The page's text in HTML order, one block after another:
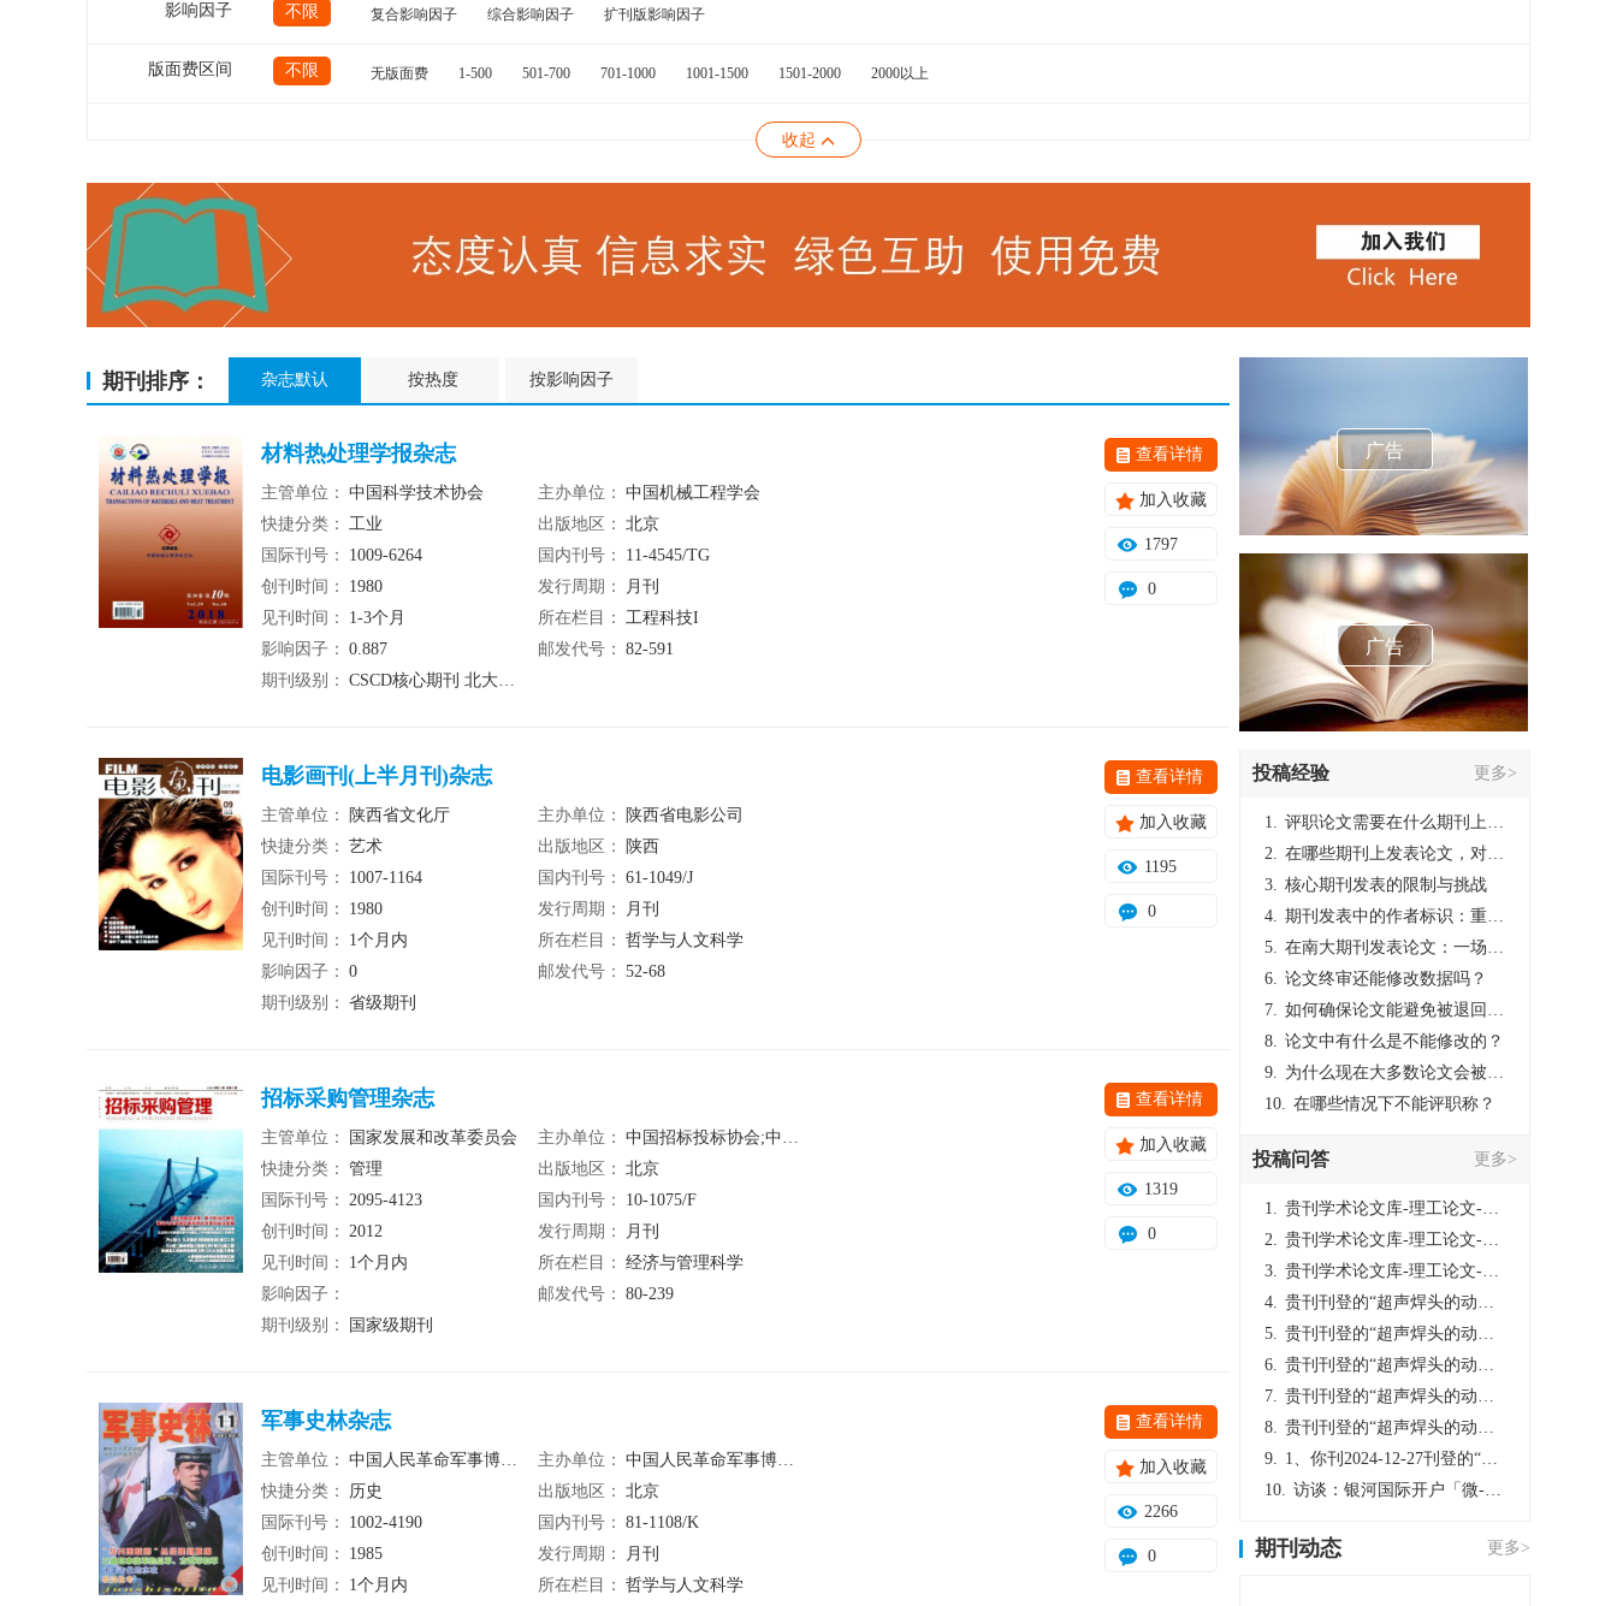
影响因子 不限 复合影响因子 综合影响因子 扩刊版影响因子
版面费区间 不限 无版面费 1-500 501-700 701-1000 1001-1500 1501-2000 2000以上
收起
期刊排序： 杂志默认 按热度 按影响因子
材料热处理学报杂志
主管单位： 中国科学技术协会 主办单位： 中国机械工程学会
快捷分类： 工业 出版地区： 北京
国际刊号：
1009-6264 国内刊号：
11-4545/TG
创刊时间：
1980 发行周期：
月刊
见刊时间：
1-3个月 所在栏目： 工程科技I
影响因子： 0.887 邮发代号： 82-591
期刊级别： CSCD核心期刊 北大核心期刊 统计源期刊
查看详情
加入收藏
1797
0
电影画刊(上半月刊)杂志
主管单位： 陕西省文化厅 主办单位：
陕西省电影公司
快捷分类： 艺术 出版地区：
陕西
国际刊号：
1007-1164 国内刊号： 61-1049/J
创刊时间：
1980 发行周期：
月刊
见刊时间：
1个月内 所在栏目： 哲学与人文科学
影响因子： 0 邮发代号： 52-68
期刊级别： 省级期刊
查看详情
加入收藏
1195
0
招标采购管理杂志
主管单位： 国家发展和改革委员会 主办单位： 中国招标投标协会;中国计划出版社
快捷分类： 管理 出版地区： 北京
国际刊号： 2095-4123 国内刊号：
10-1075/F
创刊时间： 2012 发行周期：
月刊
见刊时间：
1个月内 所在栏目： 经济与管理科学
影响因子：
邮发代号： 80-239
期刊级别：
国家级期刊
查看详情
加入收藏
1319
0
军事史林杂志
主管单位： 中国人民革命军事博物馆 主办单位： 中国人民革命军事博物馆
快捷分类：
历史 出版地区： 北京
国际刊号：
1002-4190 国内刊号： 81-1108/K
创刊时间：
1985 发行周期：
月刊
见刊时间：
1个月内 所在栏目： 哲学与人文科学
查看详情
加入收藏
2266
0
广告
广告
投稿经验 更多>
1. 评职论文需要在什么期刊上发表？
2. 在哪些期刊上发表论文，对考研有优势？
3. 核心期刊发表的限制与挑战
4. 期刊发表中的作者标识：重要性与实践
5. 在南大期刊发表论文：一场知识探索与学术成就的旅程
6. 论文终审还能修改数据吗？
7. 如何确保论文能避免被退回：关键条件与策略
8. 论文中有什么是不能修改的？
9. 为什么现在大多数论文会被评判为AI撰写？（深度剖析查重机制下的困境与出路）
10. 在哪些情况下不能评职称？
投稿问答 更多>
1. 贵刊学术论文库-理工论文-第16页刊登的“超声焊头的动力学分析与优化设计”，作者lizhiwei，时间2024-12-27，该论文由我本人在机电工程技术2024年第10期公开发表，lizhiwei并非本人，请将文章删除，消除影响，谢谢！
2. 贵刊学术论文库-理工论文-第16页刊登的“超声焊头的动力学分析与优化设计”，作者lizhiwei，时间2024-12-27，该论文由我本人在机电工程技术2024年第10期公开发表，lizhiwei并非本人，请将文章删除，消除影响，谢谢！
3. 贵刊学术论文库-理工论文-第16页刊登的“超声焊头的动力学分析与优化设计”，作者lizhiwei，时间2024-12-27，该论文由我本人在机电工程技术2024年第10期公开发表，lizhiwei并非本人，请将文章删除，消除影响，谢谢！
4. 贵刊刊登的“超声焊头的动力学分析与优化设计”，作者lizhiwei，时间2024-12-27，该论文由我本人在机电工程技术2024年第10期公开发表，lizhiwei并非本人，请将文章删除，消除影响，谢谢！
5. 贵刊刊登的“超声焊头的动力学分析与优化设计”，作者lizhiwei，时间2024-12-27，该论文由我本人在机电工程技术2024年第10期公开发表，lizhiwei并非本人，请将文章删除，消除影响，谢谢！
6. 贵刊刊登的“超声焊头的动力学分析与优化设计”，作者lizhiwei，时间2024-12-27，该论文由我本人在机电工程技术2024年第10期公开发表，lizhiwei并非本人，请将文章删除，消除影响，谢谢！
7. 贵刊刊登的“超声焊头的动力学分析与优化设计”，作者lizhiwei，时间2024-12-27，该论文由我本人在机电工程技术2024年第10期公开发表，lizhiwei并非本人，请将文章删除，消除影响，谢谢！
8. 贵刊刊登的“超声焊头的动力学分析与优化设计”，作者lizhiwei，时间2024-12-27，该论文由我本人在机电工程技术2024年第10期公开发表，lizhiwei并非本人，请将文章删除，消除影响，谢谢！
9. 1、你刊2024-12-27刊登的“超声焊头的动力学分析与优化设计论文”，是由我本人在“机电工程技术”，在2024年第10期公开发表的，而本刊转载“lizhiwei”非本人操作，请尽快将其删除，消除不良影响。
10. 访谈：银河国际开户「微-97905670-信」上分客服开户电话在线注册现场经理。机械文明荒野生存游戏《荒野起源》超新星测试将于12月18日上午10点正式开启!本次测试资格已陆续发放!各位拓荒者们准备好了么。
期刊动态 更多>